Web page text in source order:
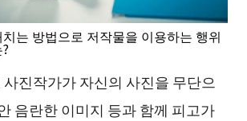
는 방법으로 저작물을 이용하는 행위
진작가가 자신의 사진을 무단으
음란한 이미지 등과 함께 피고가